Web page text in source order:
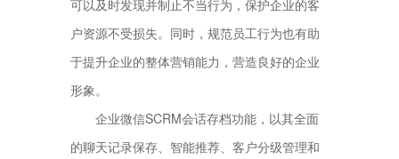
可以及时发现并制止不当行为，保护企业的客
户资源不受损失。同时，规范员工行为也有助
于提升企业的整体营销能力，营造良好的企业
形象。
企业微信SCRM会话存档功能，以其全面
的聊天记录保存、智能推荐、客户分级管理和